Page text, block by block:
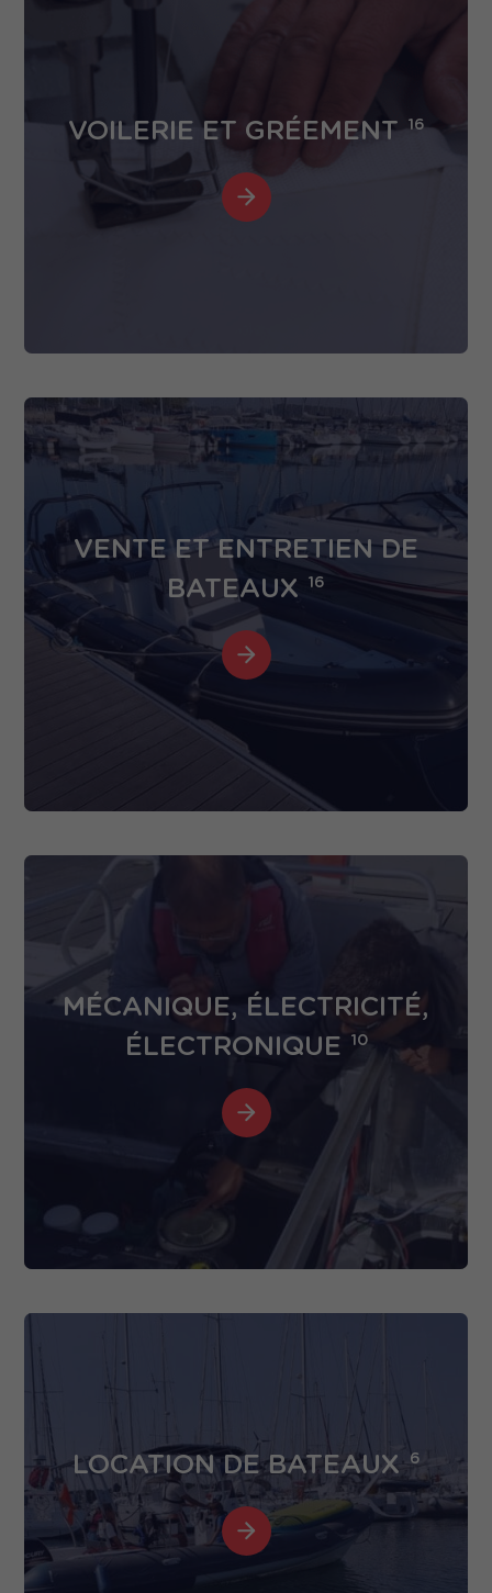
VOILERIE ET GRÉEMENT16
VENTE ET ENTRETIEN DE
BATEAUX
16
MÉCANIQUE, ÉLECTRICITÉ,
ÉLECTRONIQUE
10
LOCATION DE BATEAUX 6